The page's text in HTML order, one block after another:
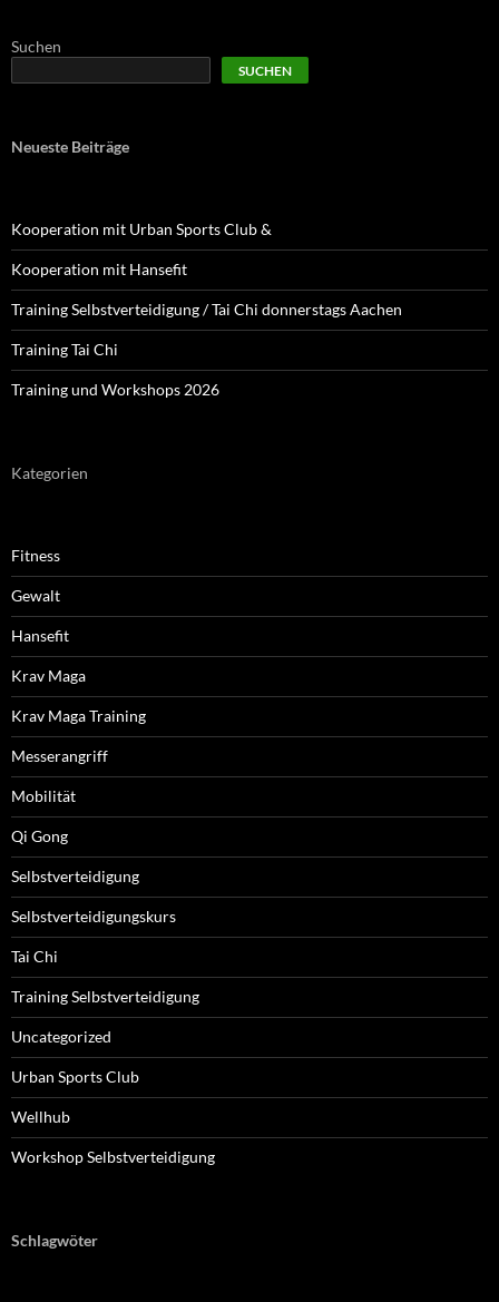
Suchen
SUCHEN
Neueste Beiträge
Kooperation mit Urban Sports Club &
Kooperation mit Hansefit
Training Selbstverteidigung / Tai Chi donnerstags Aachen
Training Tai Chi
Training und Workshops 2026
Kategorien
Fitness
Gewalt
Hansefit
Krav Maga
Krav Maga Training
Messerangriff
Mobilität
Qi Gong
Selbstverteidigung
Selbstverteidigungskurs
Tai Chi
Training Selbstverteidigung
Uncategorized
Urban Sports Club
Wellhub
Workshop Selbstverteidigung
Schlagwöter